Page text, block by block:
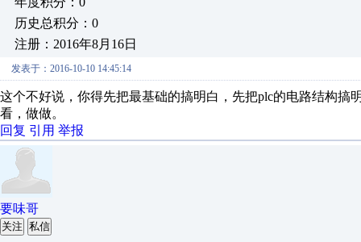
历史总积分：0
注册：2016年8月16日
发表于：2016-10-10 14:45:14
这个不好说，你得先把最基础的搞明白，先把plc的电路结构
看，做做。
回复 引用 举报
要味哥
关注 私信